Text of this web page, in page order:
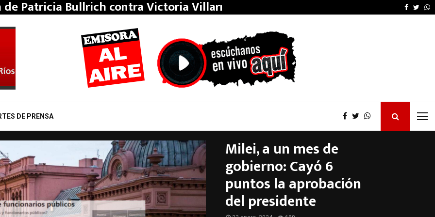
de Patricia Bullrich contra Victoria Villarruel… El Concejo
DE PRENSA
Milei, a un mes de
gobierno: Cayó 6
puntos la aprobación
del presidente